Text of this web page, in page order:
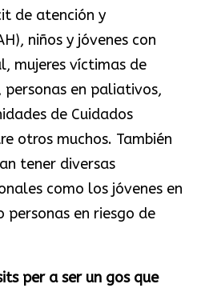
de atención y
niños y jóvenes con
mujeres víctimas de
en paliativos,
de Cuidados
otros muchos. También
tener diversas
como los jóvenes en
en riesgo de
per a ser un gos que